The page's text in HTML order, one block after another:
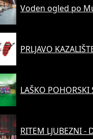
Voden ogled po
PRLJAVO
LAŠKO POHORSKI
RITEM LJUBEZNI -